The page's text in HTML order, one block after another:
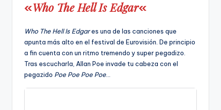
«Who The Hell Is Edgar«
Who The Hell Is Edgares una de las canciones que
apunta más alto en el festival de Eurovisión. De principio
a fin cuenta con un ritmo tremendo y super pegadizo.
Tras escucharla, Allan Poe invade tu cabeza con el
pegazido Poe Poe Poe Poe